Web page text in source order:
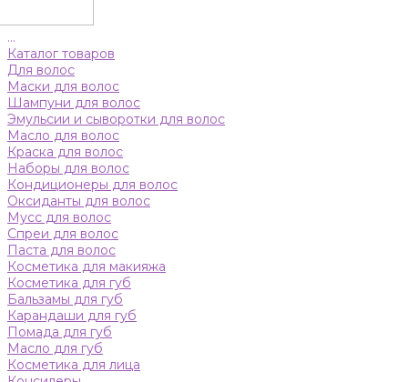
...
Каталог товаров
Для волос
Маски для волос
Шампуни для волос
Эмульсии и сыворотки для волос
Масло для волос
Краска для волос
Наборы для волос
Кондиционеры для волос
Оксиданты для волос
Мусс для волос
Спреи для волос
Паста для волос
Косметика для макияжа
Косметика для губ
Бальзамы для губ
Карандаши для губ
Помада для губ
Масло для губ
Косметика для лица